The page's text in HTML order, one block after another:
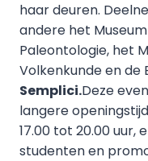
haar deuren.
andere het
Paleontologie, het
Volkenkunde en de
Semplici.Deze
langere
17.00 tot 20.00 uur,
studenten en